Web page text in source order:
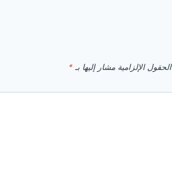
الحقول الإلزامية مشار إليها بـ *